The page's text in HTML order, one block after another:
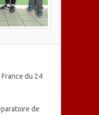
du 24
de